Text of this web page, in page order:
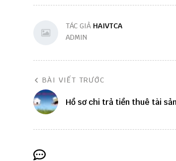
TÁC GIẢ HAIVTCA
ADMIN
BÀI VIẾT TRƯỚC
Hồ sơ chi trả tiền thuê tài